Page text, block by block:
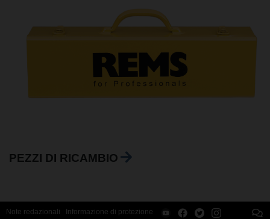
PEZZI DI RICAMBIO
Note redazionali
Informazione di protezione